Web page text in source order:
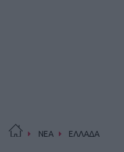
ΝΕΑ ΕΛΛΑΔΑ